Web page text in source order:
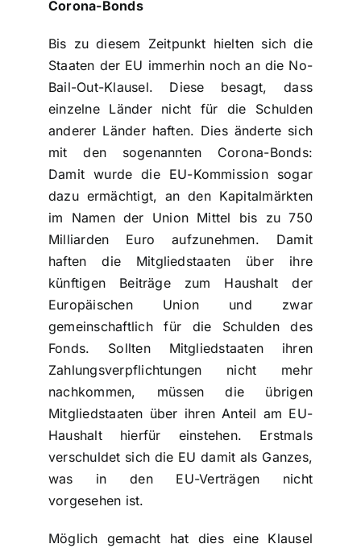
Corona-Bonds
Bis zu diesem Zeitpunkt hielten sich die
Staaten der EU immerhin noch an die No-
Bail-Out-Klausel. Diese besagt, dass
einzelne Länder nicht für die Schulden
anderer Länder haften. Dies änderte sich
mit den sogenannten Corona-Bonds:
Damit wurde die EU-Kommission sogar
dazu ermächtigt, an den Kapitalmärkten
im Namen der Union Mittel bis zu 750
Milliarden Euro aufzunehmen. Damit
haften die Mitgliedstaaten über ihre
künftigen Beiträge zum Haushalt der
Europäischen Union und zwar
gemeinschaftlich für die Schulden des
Fonds. Sollten Mitgliedstaaten ihren
Zahlungsverpflichtungen nicht mehr
nachkommen, müssen die übrigen
Mitgliedstaaten über ihren Anteil am EU-
Haushalt hierfür einstehen. Erstmals
verschuldet sich die EU damit als Ganzes,
was in den EU-Verträgen nicht
vorgesehen ist.
Möglich gemacht hat dies eine Klausel